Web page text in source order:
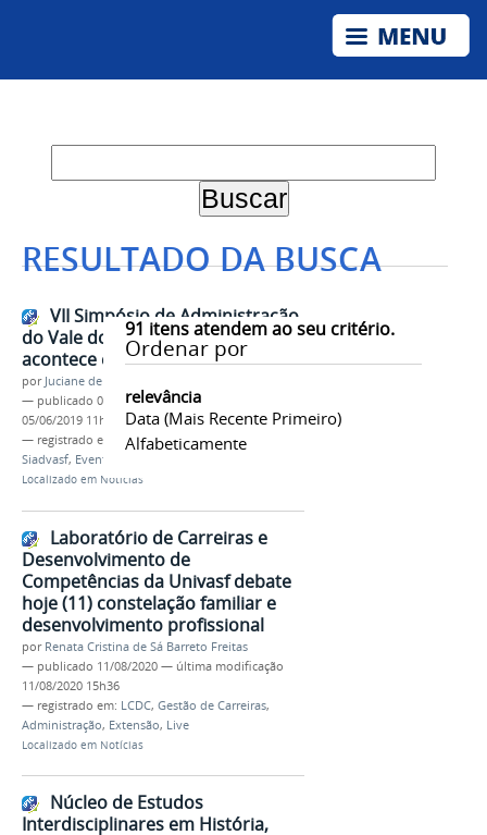
RESULTADO DA BUSCA
91 itens atendem ao seu critério.
Ordenar por
relevância
Data (mais Recente Primeiro)
Alfabeticamente
VII Simpósio de Administração
do Vale do São Francisco
acontece em outubro na Univasf
por Juciane de Jesus Aleixo
— publicado 05/06/2019—última modificação
05/06/2019 11h31
— registrado em:
Campus Sede,Administração
Siadvasf, Evento
Localizado em Notícias
Laboratório de Carreiras e
Desenvolvimento de
Competências da Univasf debate
hoje (11) constelação familiar e
desenvolvimento profissional
por Renata Cristina de Sá Barreto Freitas
— publicado 11/08/2020 — última modificação
11/08/2020 15h36
— registrado em: LCDC, Gestão de Carreiras,
Administração, Extensão, Live
Localizado em Notícias
Núcleo de Estudos
Interdisciplinares em História,